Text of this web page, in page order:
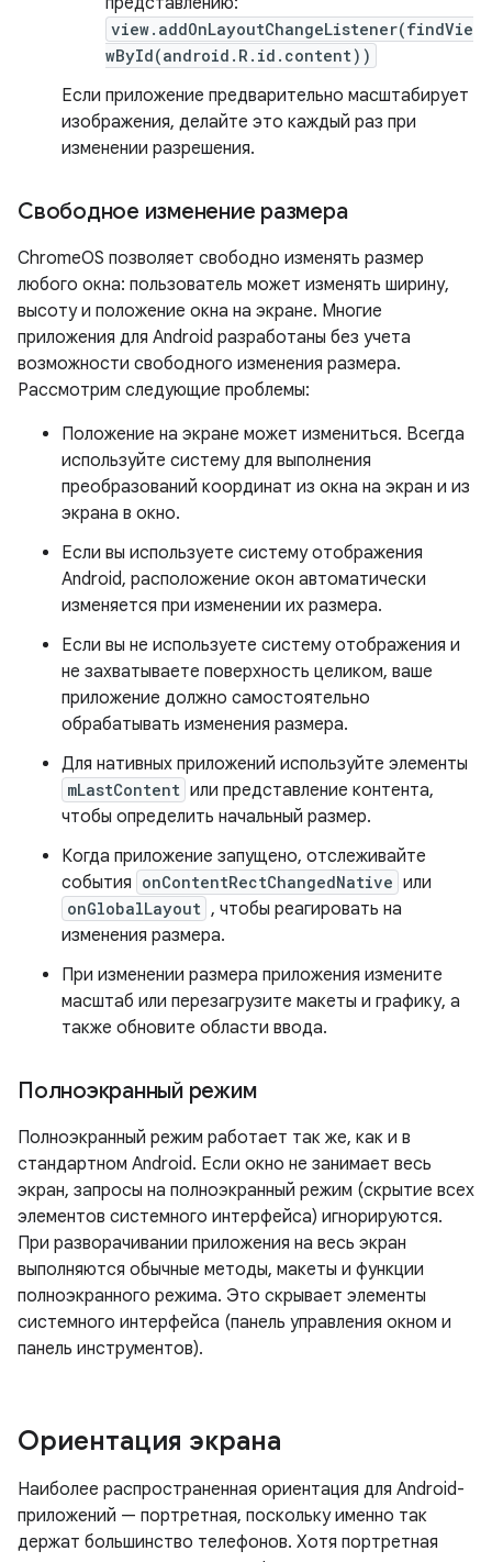
view.addOnLayoutChangeListener(findVie
wById(android.R.id.content))
Если приложение предварительно масштабирует
изображения, делайте это каждый раз при
изменении разрешения.
Свободное изменение размера
ChromeOS позволяет свободно изменять размер
любого окна: пользователь может изменять ширину,
высоту и положение окна на экране. Многие
приложения для Android разработаны без учета
возможности свободного изменения размера.
Рассмотрим следующие проблемы:
Положение на экране может измениться. Всегда
используйте систему для выполнения
преобразований координат из окна на экран и из
экрана в окно.
Если вы используете систему отображения
Android, расположение окон автоматически
изменяется при изменении их размера.
Если вы не используете систему отображения и
не захватываете поверхность целиком, ваше
приложение должно самостоятельно
обрабатывать изменения размера.
Для нативных приложений используйте элементы
mLastContent или представление контента,
чтобы определить начальный размер.
Когда приложение запущено, отслеживайте
события onContentRectChangedNative или
onGlobalLayout , чтобы реагировать на
изменения размера.
При изменении размера приложения измените
масштаб или перезагрузите макеты и графику, а
также обновите области ввода.
Полноэкранный режим
Полноэкранный режим работает так же, как и в
стандартном Android. Если окно не занимает весь
экран, запросы на полноэкранный режим (скрытие всех
элементов системного интерфейса) игнорируются.
При разворачивании приложения на весь экран
выполняются обычные методы, макеты и функции
полноэкранного режима. Это скрывает элементы
системного интерфейса (панель управления окном и
панель инструментов).
Ориентация экрана
Наиболее распространенная ориентация для Android-
приложений — портретная, поскольку именно так
держат большинство телефонов. Хотя портретная